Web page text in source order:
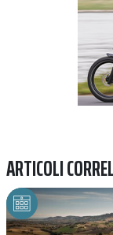
ARTICOLI